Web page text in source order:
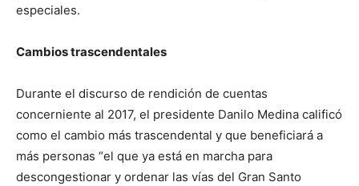
especiales.
Cambios trascendentales
Durante el discurso de rendición de cuentas
concerniente al 2017, el presidente Danilo Medina calificó
como el cambio más trascendental y que beneficiará a
más personas “el que ya está en marcha para
descongestionar y ordenar las vías del Gran Santo